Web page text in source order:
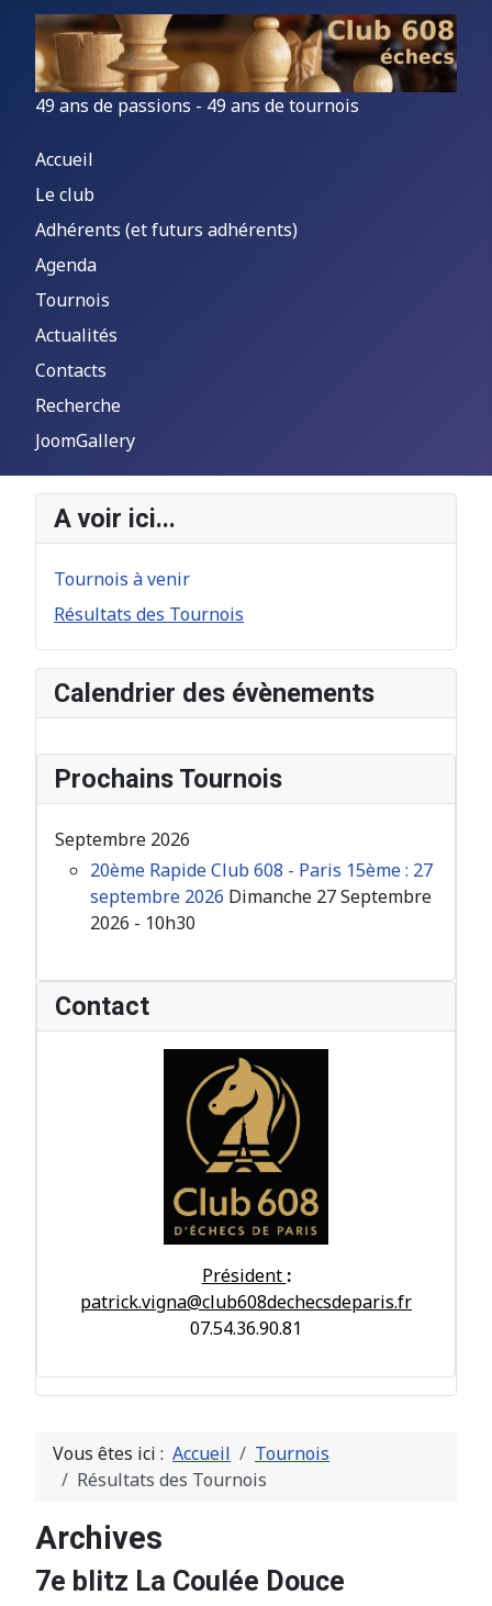
49 ans de passions - 49 ans de tournois
Accueil
Le club
Adhérents (et futurs adhérents)
Agenda
Tournois
Actualités
Contacts
Recherche
JoomGallery
A voir ici...
Tournois à venir
Résultats des Tournois
Calendrier des évènements
Prochains Tournois
Septembre 2026
20ème Rapide Club 608 - Paris 15ème : 27
septembre 2026 Dimanche 27 Septembre
2026 - 10h30
Contact
Président :
patrick.vigna@club608dechecsdeparis.fr
07.54.36.90.81
Vous êtes ici : Accueil
Tournois
Résultats des Tournois
Archives
7e blitz La Coulée Douce